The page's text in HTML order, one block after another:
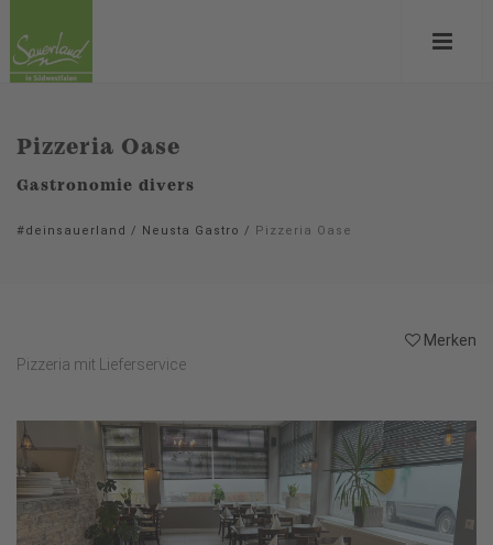
Pizzeria Oase
Gastronomie divers
#deinsauerland / Neusta Gastro / Pizzeria Oase
Merken
Pizzeria mit Lieferservice